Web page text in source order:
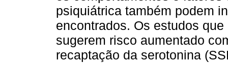
psiquiátrica também podem
encontrados. Os estudos
sugerem risco aumentado
recaptação da serotonina